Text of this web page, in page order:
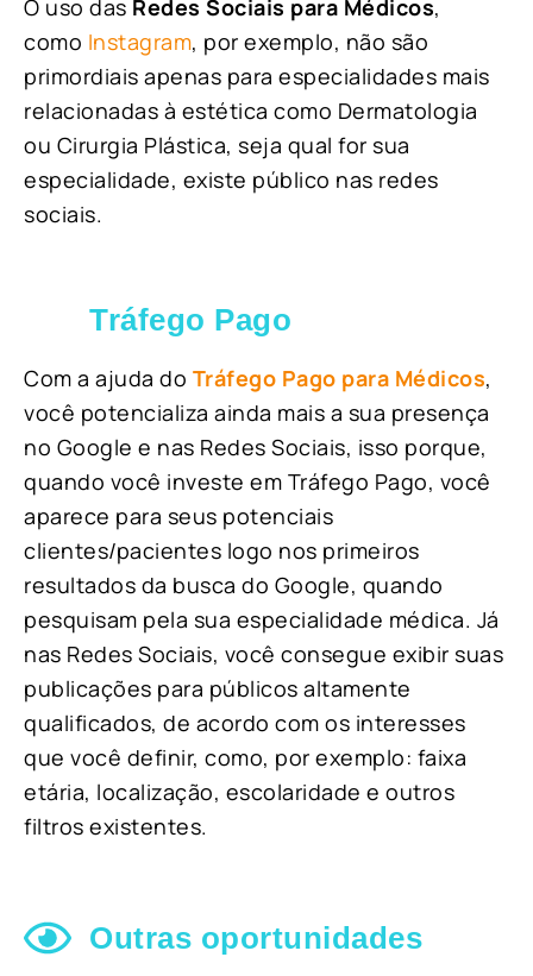
O uso das Redes Sociais para Médicos,
como Instagram, por exemplo, não são
primordiais apenas para especialidades mais
relacionadas à estética como Dermatologia
ou Cirurgia Plástica, seja qual for sua
especialidade, existe público nas redes
sociais.
Tráfego Pago
Com a ajuda do Tráfego Pago para Médicos,
você potencializa ainda mais a sua presença
no Google e nas Redes Sociais, isso porque,
quando você investe em Tráfego Pago, você
aparece para seus potenciais
clientes/pacientes logo nos primeiros
resultados da busca do Google, quando
pesquisam pela sua especialidade médica. Já
nas Redes Sociais, você consegue exibir suas
publicações para públicos altamente
qualificados, de acordo com os interesses
que você definir, como, por exemplo: faixa
etária, localização, escolaridade e outros
filtros existentes.
Outras oportunidades